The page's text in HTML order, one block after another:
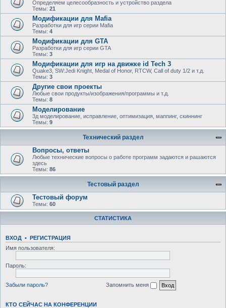
Определяем целесообразность и устройство раздела
Темы: 21
Модификации для Mafia
Разработки для игр серии Mafia
Темы: 4
Модификации для GTA
Разработки для игр серии GTA
Темы: 3
Модификации для игр на движке id Tech 3
Quake3, SW:Jedi Knight, Medal of Honor, RTCW, Call of duty 1/2 и т.д.
Темы: 3
Другие свои проекты
Любые свои продукты/изображения/программы и т.д.
Темы: 8
Моделирование
3д моделирование, исправление, оптимизация, маппинг, скиннинг
Темы: 9
Технический раздел
Вопросы, ответы
Любыe технические вопросы о работе программ задаются и рашаются
здесь
Темы: 86
Тестовый раздел
Тестовый форум
Темы: 60
СТАТИСТИКА
ВХОД • РЕГИСТРАЦИЯ
Имя пользователя:
Пароль:
Забыли пароль? Запомнить меня
КТО СЕЙЧАС НА КОНФЕРЕНЦИИ